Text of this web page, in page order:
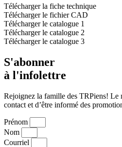
Télécharger la fiche technique
Télécharger le fichier CAD
Télécharger le catalogue 1
Télécharger le catalogue 2
Télécharger le catalogue 3
S'abonner
à l'infolettre
Rejoignez la famille des TRPiens! Le
contact et d’être informé des
Prénom
Nom
Courriel